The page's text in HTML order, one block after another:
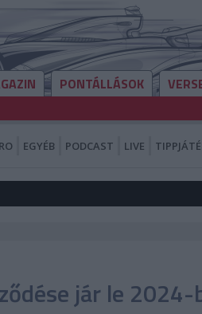
PONTÁLLÁSOK
EGYÉB PODCAST LIVE
jár le 2024-